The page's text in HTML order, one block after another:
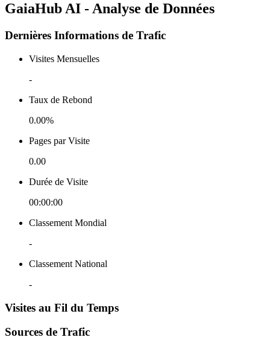
GaiaHub AI - Analyse de Données
Dernières Informations de Trafic
Visites Mensuelles
-
Taux de Rebond
0.00%
Pages par Visite
0.00
Durée de Visite
00:00:00
Classement Mondial
-
Classement National
-
Visites au Fil du Temps
Sources de Trafic